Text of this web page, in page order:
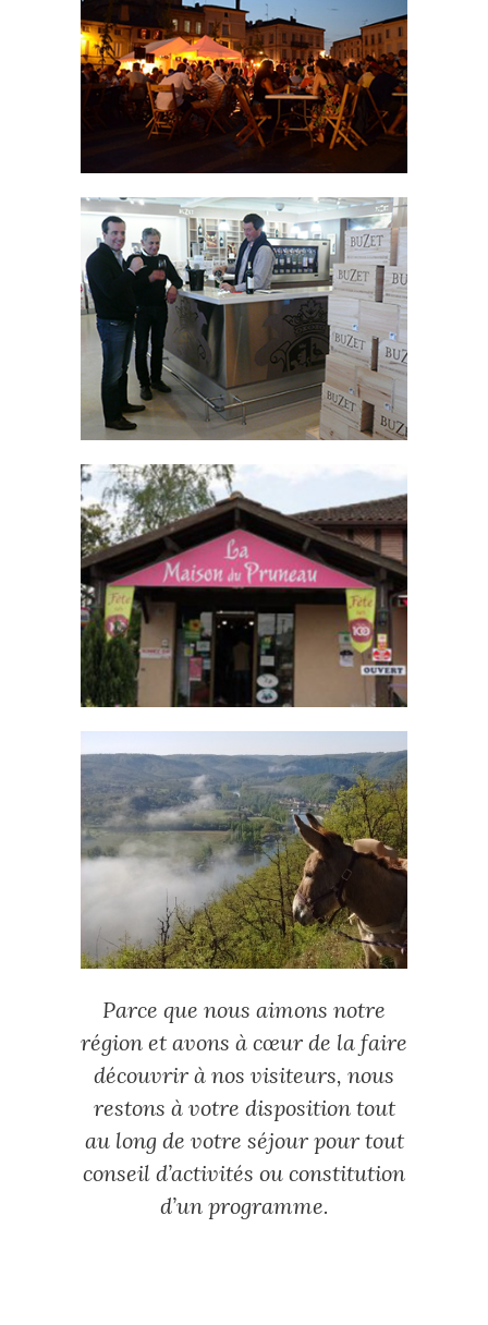
Parce que nous aimons notre
région et avons à cœur de la faire
découvrir à nos visiteurs, nous
restons à votre disposition tout
au long de votre séjour pour tout
conseil d’activités ou constitution
d’un programme.